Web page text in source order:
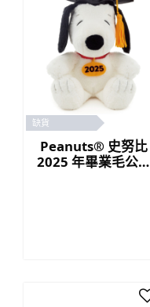
缺貨
Peanuts® 史努比
2025 年畢業毛公仔